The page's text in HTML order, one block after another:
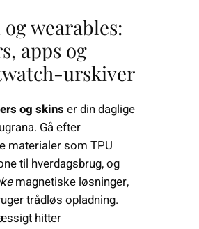
wearables:
apps og
urskiver
og skins er din daglige
Gå efter
materialer som TPU
til hverdagsbrug, og
magnetiske løsninger,
trådløs opladning.
hitter